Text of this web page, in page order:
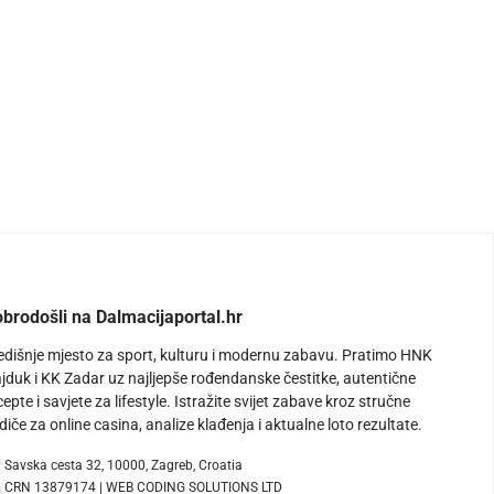
na Dalmacijaportal.hr
mjesto za sport, kulturu i modernu zabavu. Pratimo HNK
i KK Zadar uz najljepše rođendanske čestitke, autentične
i savjete za lifestyle. Istražite svijet zabave kroz stručne
za online casina, analize klađenja i aktualne loto rezultate.
Savska cesta 32, 10000, Zagreb, Croatia
CRN 13879174 | WEB CODING SOLUTIONS LTD